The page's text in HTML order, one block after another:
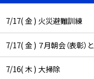
7/17( 金 ) 火災避難訓練
7/17( 金 ) ７月朝会（表彰）
7/16( 木 ) 大掃除